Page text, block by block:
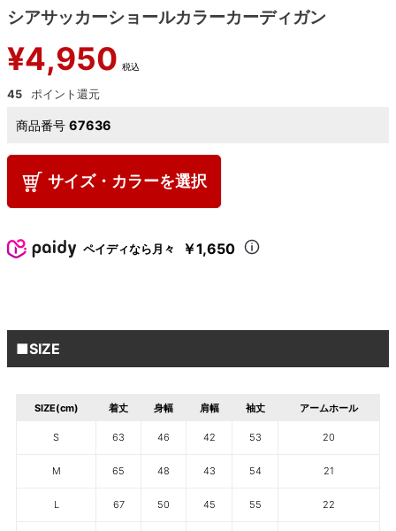
シアサッカーショールカラーカーディガン
¥4,950 税込
45
商品番号 67636
サイズ・カラーを選択
ペイディなら月々 ￥1,650
■SIZE
SIZE(cm) 着丈 身幅 肩幅 袖丈 アームホール
S 63 46 42 53 20
M 65 48 43 54 21
L 67 50 45 55 22